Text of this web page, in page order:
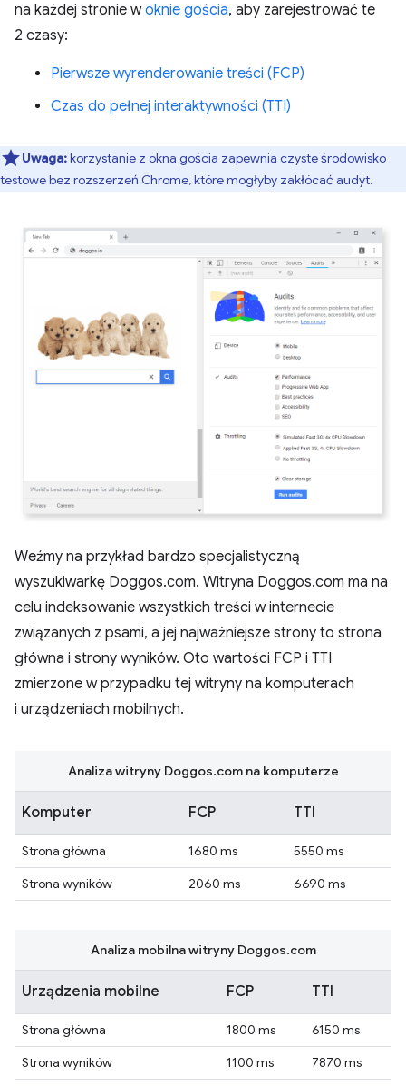
na każdej stronie woknie gościa, aby zarejestrować te
2 czasy:
Pierwsze wyrenderowanie treści (FCP)
Czas do pełnej interaktywności (TTI)
Uwaga:korzystanie z okna gościa zapewnia czyste środowisko
testowe bez rozszerzeń Chrome, które mogłyby zakłócać audyt.
Weźmy na przykład bardzo specjalistyczną
wyszukiwarkę Doggos.com. Witryna Doggos.com ma na
celu indeksowanie wszystkich treści w internecie
związanych z psami, a jej najważniejsze strony to strona
główna i strony wyników. Oto wartości FCP i TTI
zmierzone w przypadku tej witryny na komputerach
i urządzeniach mobilnych.
Komputer FCP TTI
Strona główna 1680 ms
5550 ms
Strona wyników
2060 ms 6690 ms
Analiza witryny Doggos.com na komputerze
Urządzenia mobilne FCP TTI
Strona główna 1800 ms
6150 ms
Strona wyników
1100 ms 7870 ms
Analiza mobilna witryny Doggos.com